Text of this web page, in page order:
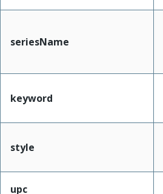
seriesName
keyword
style
upc